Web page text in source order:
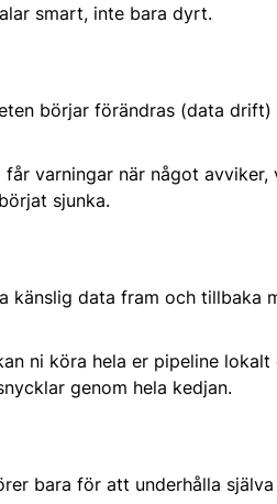
smart, inte bara dyrt.
börjar förändras (data
varningar när något
sjunka.
data fram och tillbaka
ni köra hela er pipeline
genom hela kedjan.
bara för att underhålla själva